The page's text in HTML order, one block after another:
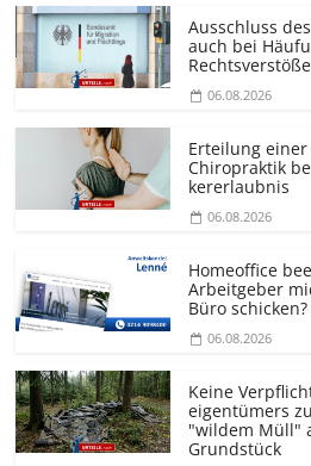
Ausschluss
auch bei
Rechtsverstöße
06.08.2026
Erteilung
Chiropraktik
kererlaubnis
06.08.2026
Homeoffice
Arbeitgeber
Büro schicken?
06.08.2026
Keine
eigentümers
"wildem Müll"
Grundstück